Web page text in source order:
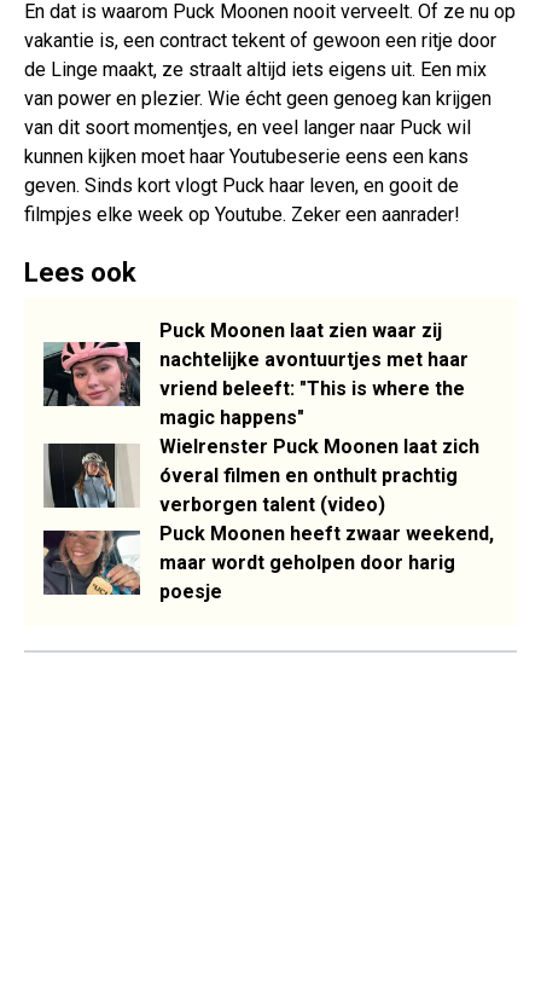
En dat is waarom Puck Moonen nooit verveelt. Of ze nu op
vakantie is, een contract tekent of gewoon een ritje door
de Linge maakt, ze straalt altijd iets eigens uit. Een mix
van power en plezier. Wie écht geen genoeg kan krijgen
van dit soort momentjes, en veel langer naar Puck wil
kunnen kijken moet haar Youtubeserie eens een kans
geven. Sinds kort vlogt Puck haar leven, en gooit de
filmpjes elke week op Youtube. Zeker een aanrader!
Lees ook
Puck Moonen laat zien waar zij
nachtelijke avontuurtjes met haar
vriend beleeft: "This is where the
magic happens"
Wielrenster Puck Moonen laat zich
óveral filmen en onthult prachtig
verborgen talent (video)
Puck Moonen heeft zwaar weekend,
maar wordt geholpen door harig
poesje